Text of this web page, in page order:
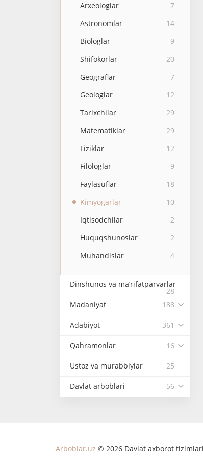
Arxeologlar
7
Astronomlar
14
Biologlar
9
Shifokorlar
20
Geograflar
7
Geologlar
12
Tarixchilar
29
Matematiklar
29
Fiziklar
12
Filologlar
9
Faylasuflar
18
Kimyogarlar
10
Iqtisodchilar
2
Huquqshunoslar
2
Muhandislar
4
Dinshunos va ma’rifatparvarlar
28
Madaniyat
188
Adabiyot 361
Qahramonlar 16
Ustoz va murabbiylar 25
Davlat arboblari 56
Arboblar.uz © 2026 Davlat axborot